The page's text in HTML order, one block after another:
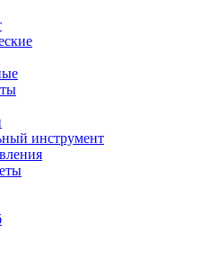
инструмент